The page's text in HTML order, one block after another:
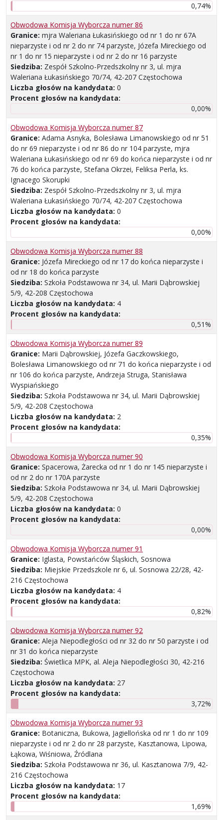
0,74%
Obwodowa Komisja Wyborcza numer 86
Granice: mjra Waleriana Łukasińskiego od nr 1 do nr 67A
nieparzyste i od nr 2 do nr 74 parzyste, Józefa Mireckiego od
nr 1 do nr 15 nieparzyste i od nr 2 do nr 16 parzyste
Siedziba: Zespół Szkolno-Przedszkolny nr 3, ul. mjra
Waleriana Łukasińskiego 70/74, 42-207 Częstochowa
Liczba głosów na kandydata: 0
Procent głosów na kandydata:
0,00%
Obwodowa Komisja Wyborcza numer 87
Granice: Adama Asnyka, Bolesława Limanowskiego od nr 51
do nr 69 nieparzyste i od nr 86 do nr 104 parzyste, mjra
Waleriana Łukasińskiego od nr 69 do końca nieparzyste i od nr
76 do końca parzyste, Stefana Okrzei, Feliksa Perla, ks.
Ignacego Skorupki
Siedziba: Zespół Szkolno-Przedszkolny nr 3, ul. mjra
Waleriana Łukasińskiego 70/74, 42-207 Częstochowa
Liczba głosów na kandydata: 0
Procent głosów na kandydata:
0,00%
Obwodowa Komisja Wyborcza numer 88
Granice: Józefa Mireckiego od nr 17 do końca nieparzyste i
od nr 18 do końca parzyste
Siedziba: Szkoła Podstawowa nr 34, ul. Marii Dąbrowskiej
5/9, 42-208 Częstochowa
Liczba głosów na kandydata: 4
Procent głosów na kandydata:
0,51%
Obwodowa Komisja Wyborcza numer 89
Granice: Marii Dąbrowskiej, Józefa Gaczkowskiego,
Bolesława Limanowskiego od nr 71 do końca nieparzyste i od
nr 106 do końca parzyste, Andrzeja Struga, Stanisława
Wyspiańskiego
Siedziba: Szkoła Podstawowa nr 34, ul. Marii Dąbrowskiej
5/9, 42-208 Częstochowa
Liczba głosów na kandydata: 2
Procent głosów na kandydata:
0,35%
Obwodowa Komisja Wyborcza numer 90
Granice: Spacerowa, Żarecka od nr 1 do nr 145 nieparzyste i
od nr 2 do nr 170A parzyste
Siedziba: Szkoła Podstawowa nr 34, ul. Marii Dąbrowskiej
5/9, 42-208 Częstochowa
Liczba głosów na kandydata: 0
Procent głosów na kandydata:
0,00%
Obwodowa Komisja Wyborcza numer 91
Granice: Iglasta, Powstańców Śląskich, Sosnowa
Siedziba: Miejskie Przedszkole nr 6, ul. Sosnowa 22/28, 42-
216 Częstochowa
Liczba głosów na kandydata: 4
Procent głosów na kandydata:
0,82%
Obwodowa Komisja Wyborcza numer 92
Granice: Aleja Niepodległości od nr 32 do nr 50 parzyste i od
nr 31 do końca nieparzyste
Siedziba: Świetlica MPK, al. Aleja Niepodległości 30, 42-216
Częstochowa
Liczba głosów na kandydata: 27
Procent głosów na kandydata:
3,72%
Obwodowa Komisja Wyborcza numer 93
Granice: Botaniczna, Bukowa, Jagiellońska od nr 1 do nr 109
nieparzyste i od nr 2 do nr 28 parzyste, Kasztanowa, Lipowa,
Łąkowa, Wiśniowa, Źródlana
Siedziba: Szkoła Podstawowa nr 36, ul. Kasztanowa 7/9, 42-
216 Częstochowa
Liczba głosów na kandydata: 17
Procent głosów na kandydata:
1,69%